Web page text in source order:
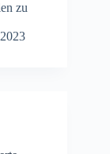
zu